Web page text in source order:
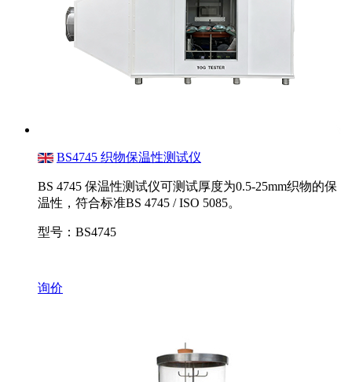
BS4745 织物保温性测试仪
BS 4745 保温性测试仪可测试厚度为0.5-25mm织物的保
温性，符合标准BS 4745 / ISO 5085。
型号：BS4745
询价